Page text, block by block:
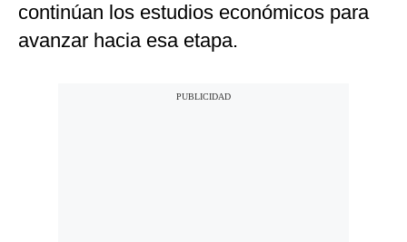
continúan los estudios económicos para
avanzar hacia esa etapa.